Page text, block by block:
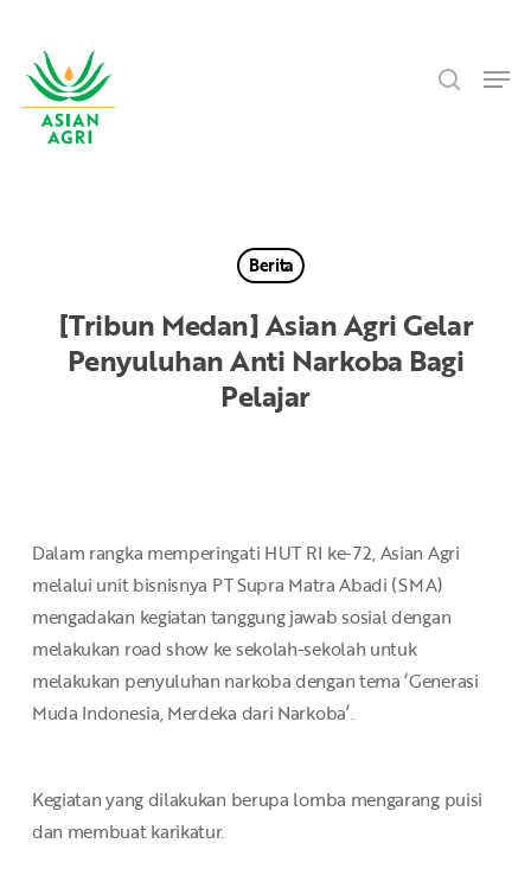
main
content
Berita
[Tribun Medan] Asian Agri Gelar
Penyuluhan Anti Narkoba Bagi
Pelajar
Dalam rangka memperingati HUT RI ke-72, Asian Agri
melalui unit bisnisnya PT Supra Matra Abadi (SMA)
mengadakan kegiatan tanggung jawab sosial dengan
melakukan road show ke sekolah-sekolah untuk
melakukan penyuluhan narkoba dengan tema ‘Generasi
Muda Indonesia, Merdeka dari Narkoba’.
Kegiatan yang dilakukan berupa lomba mengarang puisi
dan membuat karikatur.